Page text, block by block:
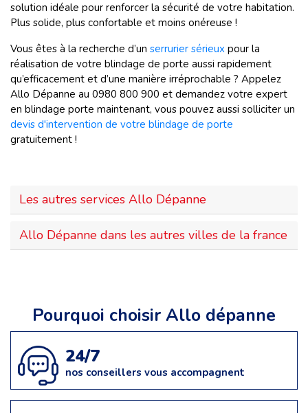
solution idéale pour renforcer la sécurité de votre habitation.
Plus solide, plus confortable et moins onéreuse !
Vous êtes à la recherche d’un serrurier sérieux pour la
réalisation de votre blindage de porte aussi rapidement
qu’efficacement et d’une manière irréprochable ? Appelez
Allo Dépanne au 0980 800 900 et demandez votre expert
en blindage porte maintenant, vous pouvez aussi solliciter un
devis d'intervention de votre blindage de porte
gratuitement !
Les autres services Allo Dépanne
Allo Dépanne dans les autres villes de la france
Pourquoi choisir Allo dépanne
24/7
nos conseillers vous accompagnent